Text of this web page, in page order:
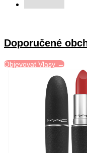
Doporučené
Objevovat Vlasy →